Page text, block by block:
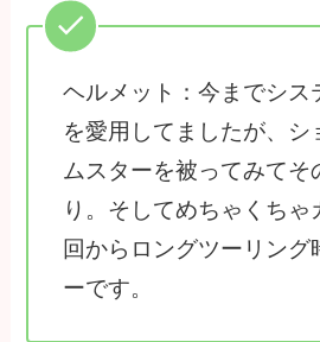
ヘルメット：今までシス
を愛用してましたが、シ
ムスターを被ってみてそ
り。そしてめちゃくちゃ
回からロングツーリング
ーです。